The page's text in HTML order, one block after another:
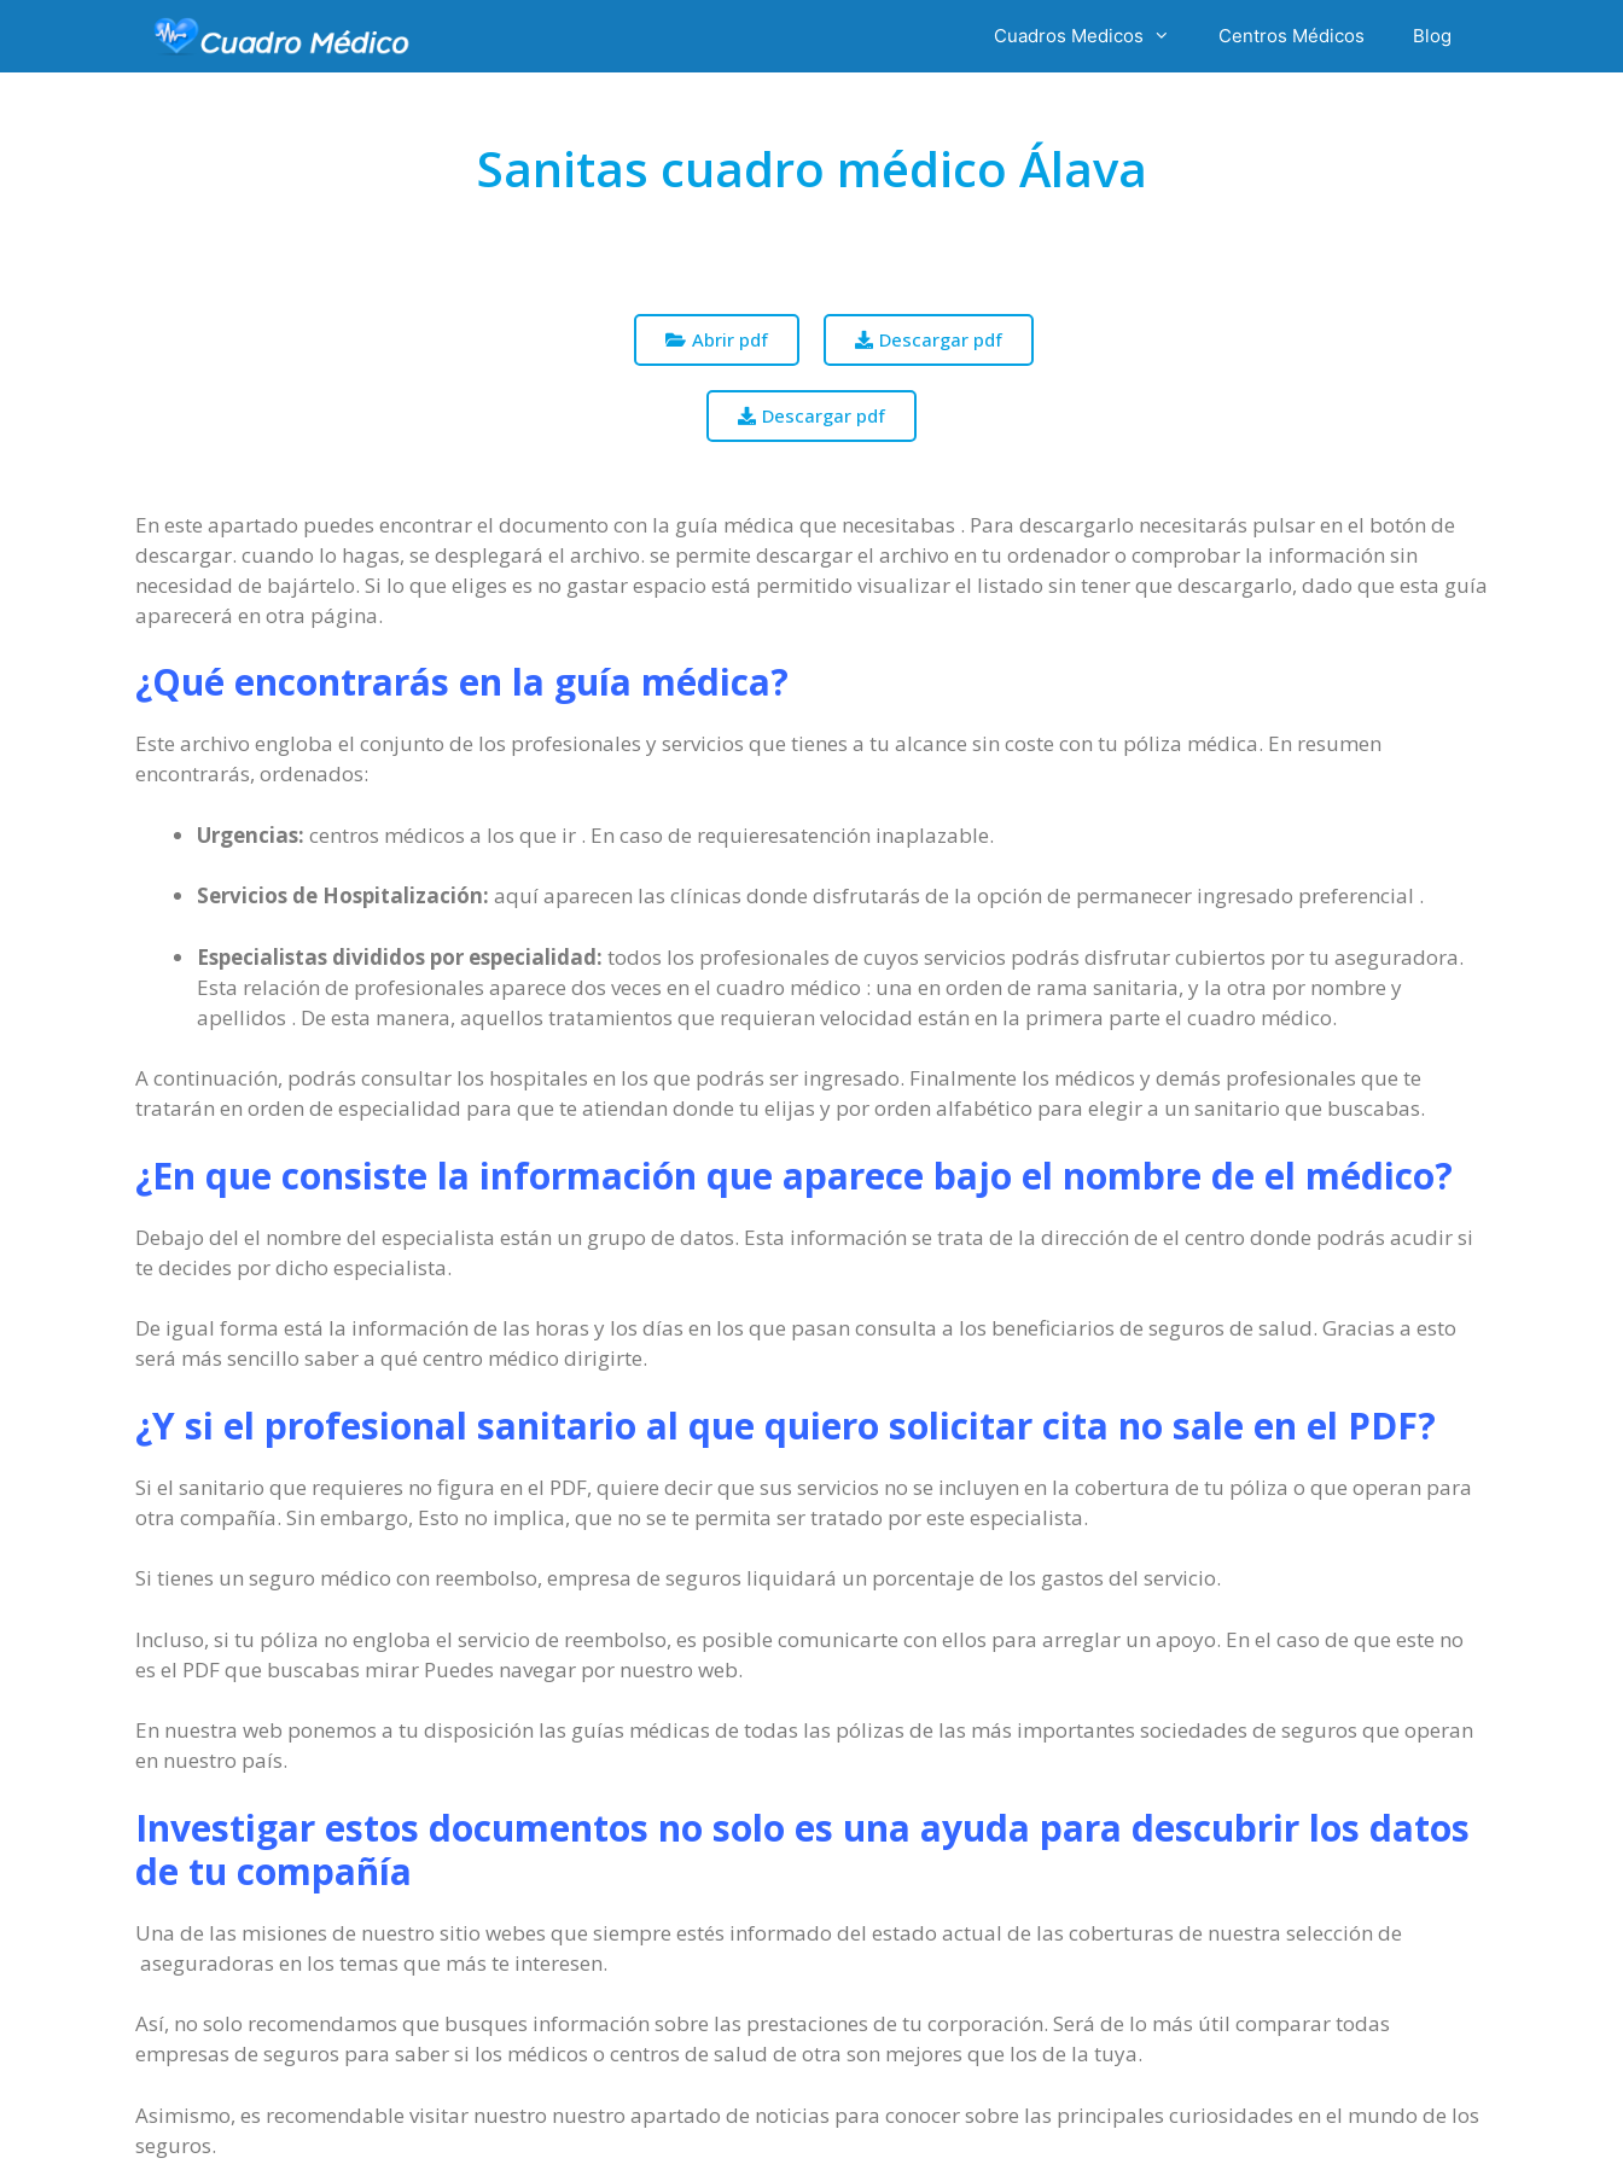
Cuadros Medicos Centros Médicos Blog
Sanitas cuadro médico Álava
Abrir pdf Descargar pdf
Descargar pdf
En este apartado puedes encontrar el documento con la guía médica que necesitabas . Para descargarlo necesitarás pulsar en el botón de
descargar. cuando lo hagas, se desplegará el archivo. se permite descargar el archivo en tu ordenador o comprobar la información sin
necesidad de bajártelo. Si lo que eliges es no gastar espacio está permitido visualizar el listado sin tener que descargarlo, dado que esta guía
aparecerá en otra página.
¿Qué encontrarás en la guía médica?
Este archivo engloba el conjunto de los profesionales y servicios que tienes a tu alcance sin coste con tu póliza médica. En resumen
encontrarás, ordenados:
Urgencias: centros médicos a los que ir . En caso de requieresatención inaplazable.
Servicios de Hospitalización: aquí aparecen las clínicas donde disfrutarás de la opción de permanecer ingresado preferencial .
Especialistas divididos por especialidad: todos los profesionales de cuyos servicios podrás disfrutar cubiertos por tu aseguradora.
Esta relación de profesionales aparece dos veces en el cuadro médico : una en orden de rama sanitaria, y la otra por nombre y
apellidos . De esta manera, aquellos tratamientos que requieran velocidad están en la primera parte el cuadro médico.
A continuación, podrás consultar los hospitales en los que podrás ser ingresado. Finalmente los médicos y demás profesionales que te
tratarán en orden de especialidad para que te atiendan donde tu elijas y por orden alfabético para elegir a un sanitario que buscabas.
¿En que consiste la información que aparece bajo el nombre de el médico?
Debajo del el nombre del especialista están un grupo de datos. Esta información se trata de la dirección de el centro donde podrás acudir si
te decides por dicho especialista.
De igual forma está la información de las horas y los días en los que pasan consulta a los beneficiarios de seguros de salud. Gracias a esto
será más sencillo saber a qué centro médico dirigirte.
¿Y si el profesional sanitario al que quiero solicitar cita no sale en el PDF?
Si el sanitario que requieres no figura en el PDF, quiere decir que sus servicios no se incluyen en la cobertura de tu póliza o que operan para
otra compañía. Sin embargo, Esto no implica, que no se te permita ser tratado por este especialista.
Si tienes un seguro médico con reembolso, empresa de seguros liquidará un porcentaje de los gastos del servicio.
Incluso, si tu póliza no engloba el servicio de reembolso, es posible comunicarte con ellos para arreglar un apoyo. En el caso de que este no
es el PDF que buscabas mirar Puedes navegar por nuestro web.
En nuestra web ponemos a tu disposición las guías médicas de todas las pólizas de las más importantes sociedades de seguros que operan
en nuestro país.
Investigar estos documentos no solo es una ayuda para descubrir los datos
de tu compañía
Una de las misiones de nuestro sitio webes que siempre estés informado del estado actual de las coberturas de nuestra selección de
aseguradoras en los temas que más te interesen.
Así, no solo recomendamos que busques información sobre las prestaciones de tu corporación. Será de lo más útil comparar todas
empresas de seguros para saber si los médicos o centros de salud de otra son mejores que los de la tuya.
Asimismo, es recomendable visitar nuestro nuestro apartado de noticias para conocer sobre las principales curiosidades en el mundo de los
seguros.